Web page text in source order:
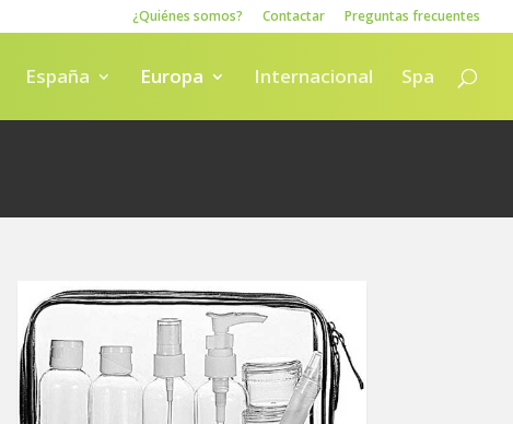
¿Quiénes somos? Contactar Preguntas frecuentes
España Europa Internacional Spa